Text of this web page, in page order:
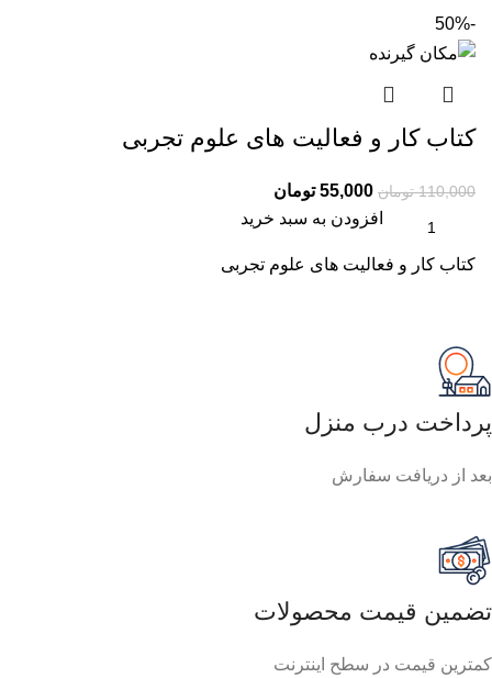
-50%
کتاب کار و فعالیت های علوم تجربی
110,000 تومان 55,000 تومان
افزودن به سبد خرید
کتاب کار و فعالیت های علوم تجربی
پرداخت درب منزل
بعد از دریافت سفارش
تضمین قیمت محصولات
کمترین قیمت در سطح اینترنت